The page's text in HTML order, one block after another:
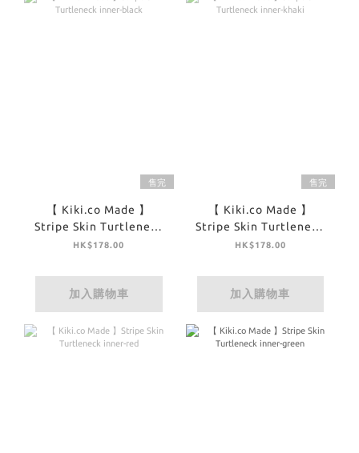
售完
【 Kiki.co Made 】
Stripe Skin Turtleneck
inner-black
HK$178.00
加入購物車
售完
【 Kiki.co Made 】
Stripe Skin Turtleneck
inner-khaki
HK$178.00
加入購物車